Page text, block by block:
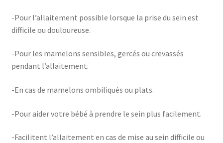
-Pour l’allaitement possible lorsque la prise du sein est
difficile ou douloureuse.
-Pour les mamelons sensibles, gercés ou crevassés
pendant l’allaitement.
-En cas de mamelons ombiliqués ou plats.
-Pour aider votre bébé à prendre le sein plus facilement.
-Facilitent l’allaitement en cas de mise au sein difficile ou